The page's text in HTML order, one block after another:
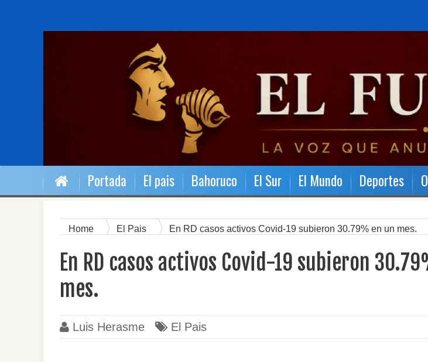
Portada El pais Bahoruco El Sur El Mundo Deportes
Home El Pais En RD casos activos Covid-19 subieron 30.79% en un mes.
En RD casos activos Covid-19 subieron
mes.
Luis Herasme El Pais